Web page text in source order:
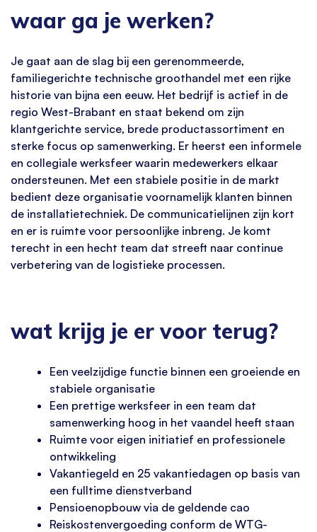
waar ga je werken?
Je gaat aan de slag bij een gerenommeerde,
familiegerichte technische groothandel met een rijke
historie van bijna een eeuw. Het bedrijf is actief in de
regio West-Brabant en staat bekend om zijn
klantgerichte service, brede productassortiment en
sterke focus op samenwerking. Er heerst een informele
en collegiale werksfeer waarin medewerkers elkaar
ondersteunen. Met een stabiele positie in de markt
bedient deze organisatie voornamelijk klanten binnen
de installatietechniek. De communicatielijnen zijn kort
en er is ruimte voor persoonlijke inbreng. Je komt
terecht in een hecht team dat streeft naar continue
verbetering van de logistieke processen.
wat krijg je er voor terug?
Een veelzijdige functie binnen een groeiende en
stabiele organisatie
Een prettige werksfeer in een team dat
samenwerking hoog in het vaandel heeft staan
Ruimte voor eigen initiatief en professionele
ontwikkeling
Vakantiegeld en 25 vakantiedagen op basis van
een fulltime dienstverband
Pensioenopbouw via de geldende cao
Reiskostenvergoeding conform de WTG-